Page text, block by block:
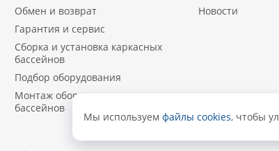
Обмен и возврат
Гарантия и сервис
Сборка и установка каркасных
бассейнов
Подбор оборудования
Монтаж оборудования и
бассейнов
Новости
Мы используем файлы cookies, чтобы